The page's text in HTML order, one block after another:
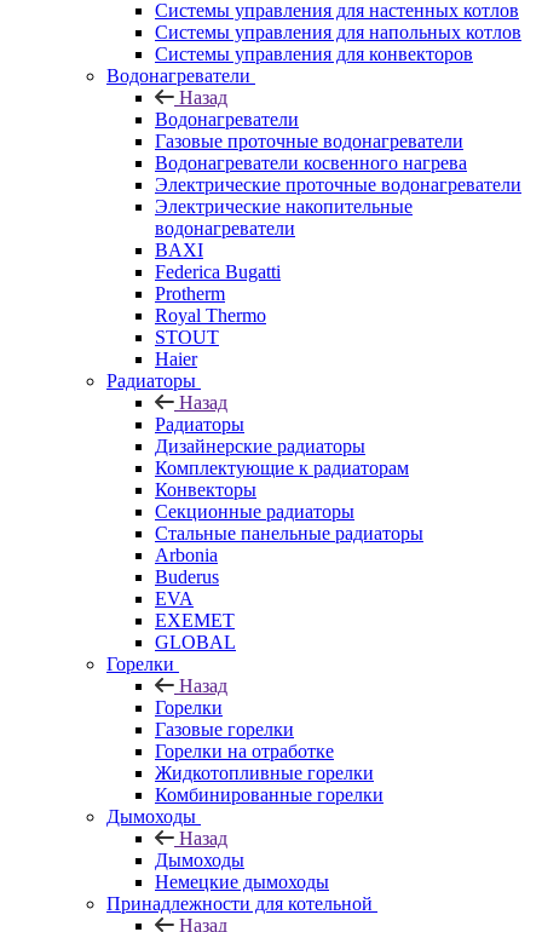
Системы управления для настенных котлов
Системы управления для напольных котлов
Системы управления для конвекторов
Водонагреватели
Назад
Водонагреватели
Газовые проточные водонагреватели
Водонагреватели косвенного нагрева
Электрические проточные водонагреватели
Электрические накопительные
водонагреватели
BAXI
Federica Bugatti
Protherm
Royal Thermo
STOUT
Haier
Радиаторы
Назад
Радиаторы
Дизайнерские радиаторы
Комплектующие к радиаторам
Конвекторы
Секционные радиаторы
Стальные панельные радиаторы
Arbonia
Buderus
EVA
EXEMET
GLOBAL
Горелки
Назад
Горелки
Газовые горелки
Горелки на отработке
Жидкотопливные горелки
Комбинированные горелки
Дымоходы
Назад
Дымоходы
Немецкие дымоходы
Принадлежности для котельной
Назад